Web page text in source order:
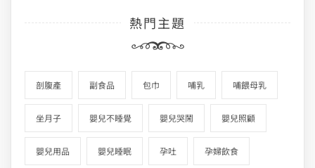
熱門主題
剖腹產 副食品 包巾 哺乳 哺餵母乳
坐月子 嬰兒不睡覺 嬰兒哭鬧 嬰兒照顧
嬰兒用品 嬰兒睡眠 孕吐 孕婦飲食